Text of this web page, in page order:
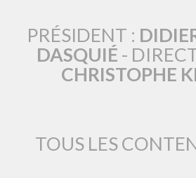
PRÉSIDENT :
DASQUIÉ -
CHRISTOPHE
TOUS LES